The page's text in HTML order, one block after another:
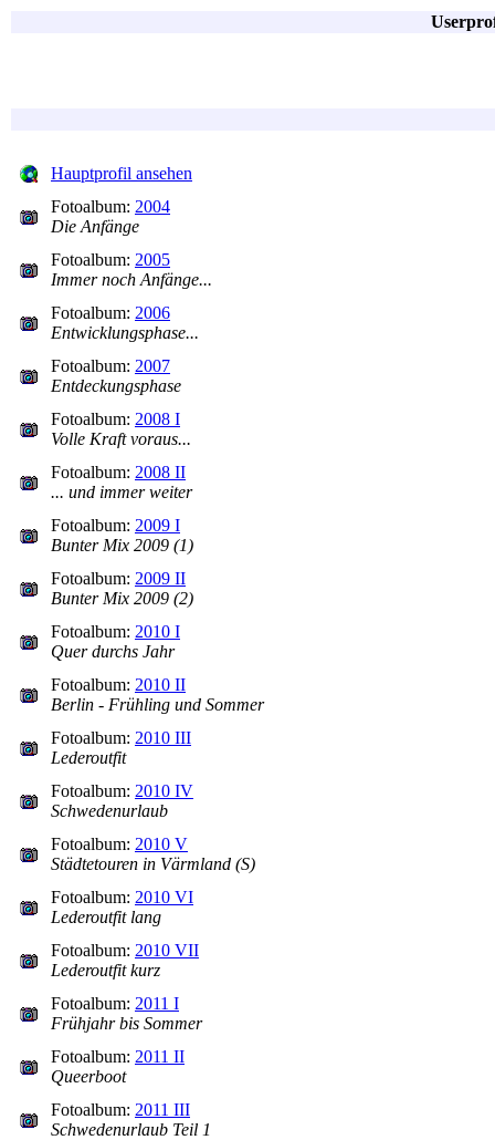
Hauptprofil ansehen
Fotoalbum: 2004
Die Anfänge
Fotoalbum: 2005
Immer noch Anfänge...
Fotoalbum: 2006
Entwicklungsphase...
Fotoalbum: 2007
Entdeckungsphase
Fotoalbum: 2008 I
Volle Kraft voraus...
Fotoalbum: 2008 II
... und immer weiter
Fotoalbum: 2009 I
Bunter Mix 2009 (1)
Fotoalbum: 2009 II
Bunter Mix 2009 (2)
Fotoalbum: 2010 I
Quer durchs Jahr
Fotoalbum: 2010 II
Berlin - Frühling und Sommer
Fotoalbum: 2010 III
Lederoutfit
Fotoalbum: 2010 IV
Schwedenurlaub
Fotoalbum: 2010 V
Städtetouren in Värmland (S)
Fotoalbum: 2010 VI
Lederoutfit lang
Fotoalbum: 2010 VII
Lederoutfit kurz
Fotoalbum: 2011 I
Frühjahr bis Sommer
Fotoalbum: 2011 II
Queerboot
Fotoalbum: 2011 III
Schwedenurlaub Teil 1